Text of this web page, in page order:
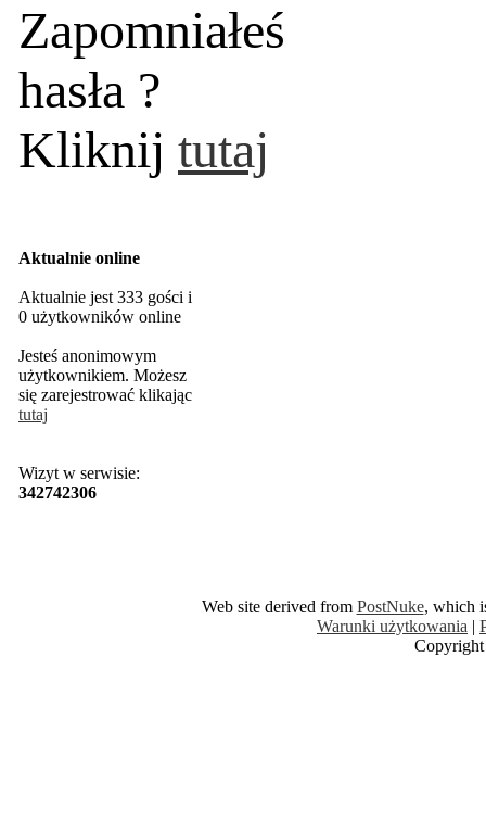
Zapomniałeś
hasła ?
Kliknij tutaj
Aktualnie online
Aktualnie jest 333 gości i
0 użytkowników online
Jesteś anonimowym
użytkownikiem. Możesz
się zarejestrować klikając
tutaj
Wizyt w serwisie:
342742306
Web site derived from PostNuke, which
Warunki użytkowania |